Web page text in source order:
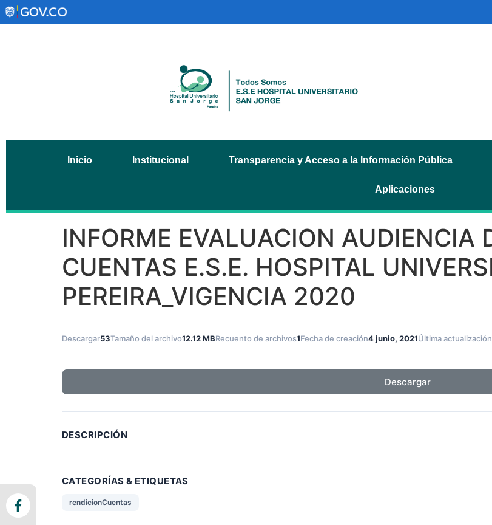
Inicio Institucional Transparencia y Acceso a la Información Pública
Aplicaciones
INFORME EVALUACION AUDIENCIA
CUENTAS E.S.E. HOSPITAL
PEREIRA_VIGENCIA 2020
Descargar53Tamaño del archivo12.12 MBRecuento de archivos1Fecha de creación4 junio, 2021Última actualización
Descargar
DESCRIPCIÓN
CATEGORÍAS & ETIQUETAS
rendicionCuentas